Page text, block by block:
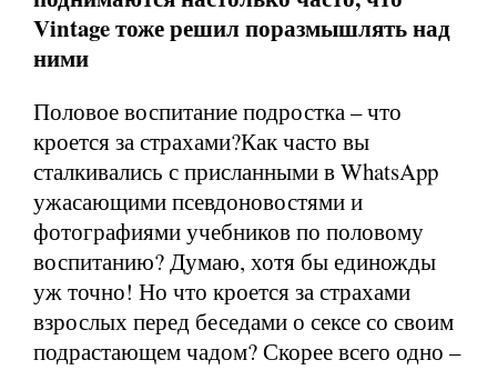
Vintageтоже решил поразмышлять над
ними
Половое воспитание подростка – что
кроется за страхами?Как часто вы
сталкивались с присланными в WhatsApp
ужасающими псевдоновостями и
фотографиями учебников по половому
воспитанию? Думаю, хотя бы единожды
уж точно! Но что кроется за страхами
взрослых перед беседами о сексе со своим
подрастающем чадом? Скорее всего одно –